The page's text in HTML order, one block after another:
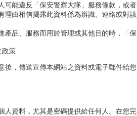
可能違反「保安警察大隊」服務條款，或
由相信揭露此資料係為辨識、連絡或對
品、服務而用於管理或其他目的時，「
政策
後，傳送宣傳本網站之資料或電子郵件給
資料，尤其是密碼提供給任何人。在您